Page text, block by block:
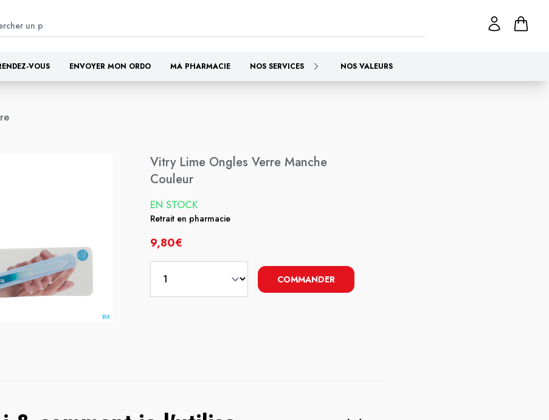
VOUS ENVOYER MON ORDO MA PHARMACIE NOS SERVICES NOS VALEURS
Vitry Lime Ongles Verre Manche
Couleur
EN STOCK
Retrait en pharmacie
9,80€
COMMANDER